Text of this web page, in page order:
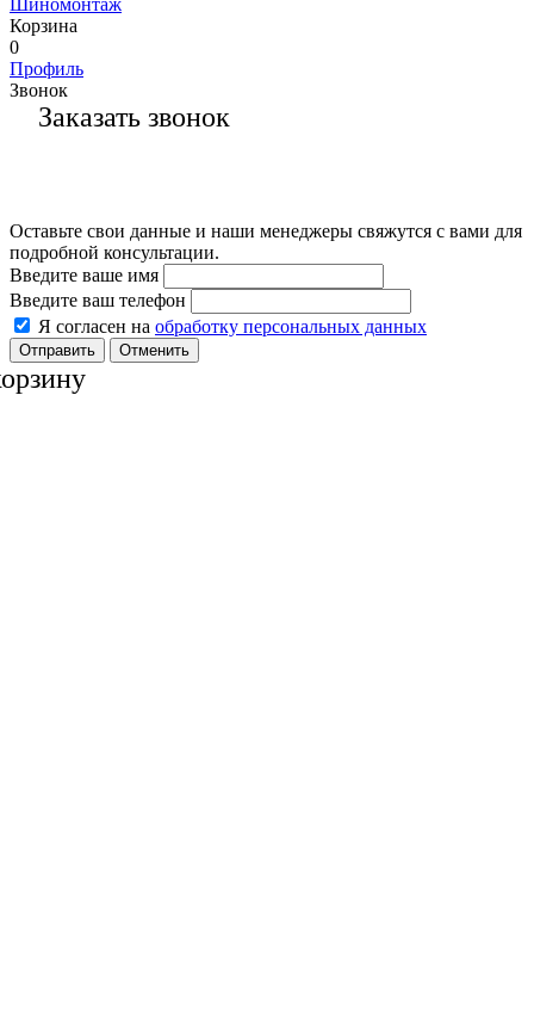
Шиномонтаж
Корзина
0
Профиль
Звонок
Заказать звонок
Оставьте свои данные и наши менеджеры свяжутся с вами для
подробной консультации.
Введите ваше имя
Введите ваш телефон
Я согласен на обработку персональных данных
Отменить